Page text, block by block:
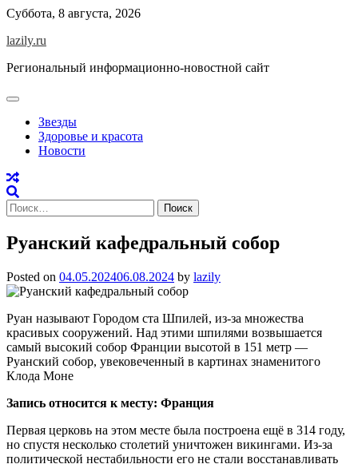
Skip
content
Суббота, 8 августа, 2026
lazily.ru
Региональный информационно-новостной сайт
Звезды
Здоровье и красота
Новости
Найти:
Руанский кафедральный собор
Posted on 04.05.202406.08.2024 by lazily
Руан называют Городом ста Шпилей, из-за множества
красивых сооружений. Над этими шпилями возвышается
самый высокий собор Франции высотой в 151 метр —
Руанский собор, увековеченный в картинах знаменитого
Клода Моне
Запись относится к месту: Франция
Первая церковь на этом месте была построена ещё в 314 году,
но спустя несколько столетий уничтожен викингами. Из-за
политической нестабильности его не стали восстанавливать